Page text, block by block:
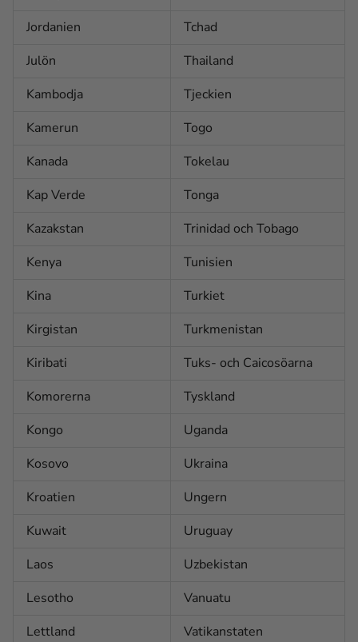
Jordanien
Tchad
Julön
Thailand
Kambodja
Tjeckien
Kamerun
Togo
Kanada
Tokelau
Kap Verde
Tonga
Kazakstan
Trinidad och Tobago
Kenya
Tunisien
Kina
Turkiet
Kirgistan
Turkmenistan
Kiribati
Tuks- och Caicosöarna
Komorerna
Tyskland
Kongo
Uganda
Kosovo
Ukraina
Kroatien
Ungern
Kuwait
Uruguay
Laos
Uzbekistan
Lesotho
Vanuatu
Lettland
Vatikanstaten